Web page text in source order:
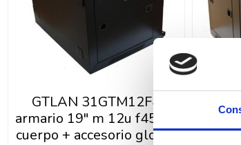
GTLAN 31GTM12F4
armario 19" m 12u f450 1
cuerpo + accesorio global